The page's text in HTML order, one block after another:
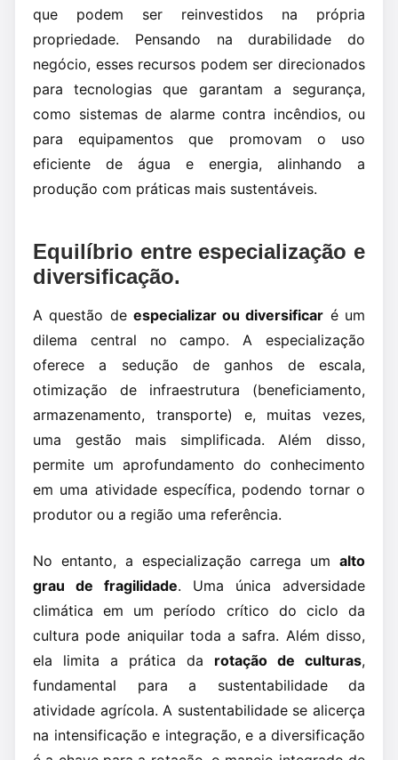
que podem ser reinvestidos na própria
propriedade. Pensando na durabilidade do
negócio, esses recursos podem ser direcionados
para tecnologias que garantam a segurança,
como sistemas de alarme contra incêndios, ou
para equipamentos que promovam o uso
eficiente de água e energia, alinhando a
produção com práticas mais sustentáveis.
Equilíbrio entre especialização e
diversificação.
A questão de especializar ou diversificar é um
dilema central no campo. A especialização
oferece a sedução de ganhos de escala,
otimização de infraestrutura (beneficiamento,
armazenamento, transporte) e, muitas vezes,
uma gestão mais simplificada. Além disso,
permite um aprofundamento do conhecimento
em uma atividade específica, podendo tornar o
produtor ou a região uma referência.
No entanto, a especialização carrega um alto
grau de fragilidade. Uma única adversidade
climática em um período crítico do ciclo da
cultura pode aniquilar toda a safra. Além disso,
ela limita a prática da rotação de culturas,
fundamental para a sustentabilidade da
atividade agrícola. A sustentabilidade se alicerça
na intensificação e integração, e a diversificação